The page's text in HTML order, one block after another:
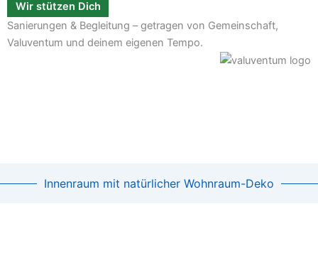
Wir stützen Dich
Sanierungen & Begleitung – getragen von Gemeinschaft,
Valuventum und deinem eigenen Tempo.
Innenraum mit natürlicher Wohnraum-Deko